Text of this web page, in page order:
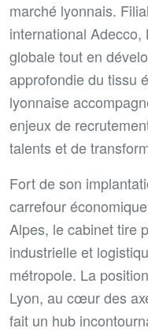
marché lyonnais.
international
globale tout en
approfondie du tissu
lyonnaise
enjeux de
talents et de
Fort de son
carrefour
Alpes, le cabinet tire
industrielle et
métropole. La
Lyon, au cœur des
fait un hub